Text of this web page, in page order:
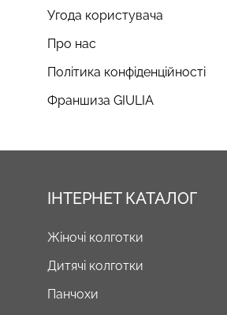
Угода користувача
Про нас
Політика конфіденційності
Франшиза GIULIA
ІНТЕРНЕТ КАТАЛОГ
Жіночі колготки
Дитячі колготки
Панчохи